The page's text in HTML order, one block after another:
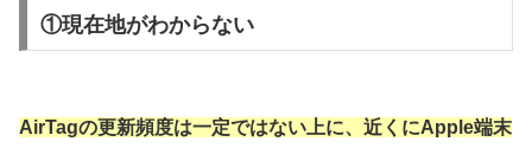
①現在地がわからない
AirTagの更新頻度は一定ではない上に、近くにApple端末